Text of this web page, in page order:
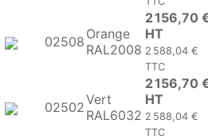
02508 Orange
RAL2008
2 156,70
HT
2 588,04 €
TTC
02502Vert
RAL6032
2 156,70
HT
2 588,04 €
TTC